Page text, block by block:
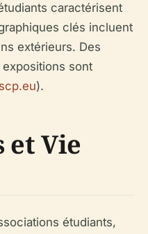
caractérisent
clés incluent
extérieurs. Des
sont
).
et Vie
étudiants,